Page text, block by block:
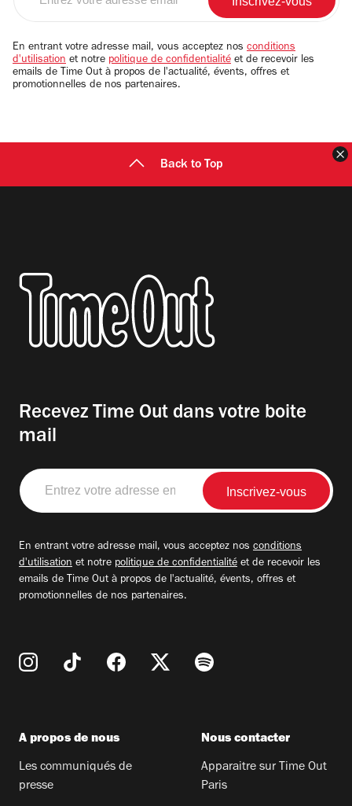
email
En entrant votre adresse mail, vous acceptez nos conditions
d'utilisation et notre politique de confidentialité et de recevoir les
emails de Time Out à propos de l'actualité, évents, offres et
promotionnelles de nos partenaires.
Back to Top
Recevez Time Out dans votre boite
mail
Entrez
votre
adresse
En entrant votre adresse mail, vous acceptez nos conditions
d'utilisation et notre politique de confidentialité et de recevoir les
emails de Time Out à propos de l'actualité, évents, offres et
promotionnelles de nos partenaires.
A propos de nous
Les communiqués de
presse
Nous contacter
Apparaitre sur Time Out
Paris